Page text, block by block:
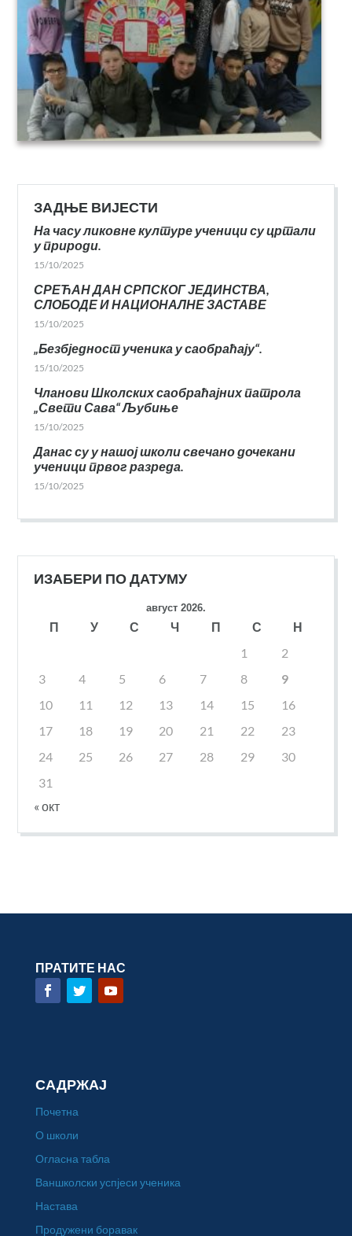
ЗАДЊЕ ВИЈЕСТИ
На часу ликовне културе ученици су цртали
у природи.
15/10/2025
СРЕЋАН ДАН СРПСКОГ ЈЕДИНСТВА,
СЛОБОДЕ И НАЦИОНАЛНЕ ЗАСТАВЕ
15/10/2025
„Безбједност ученика у саобраћају“.
15/10/2025
Чланови Школских саобраћајних патрола
„Свети Сава“ Љубиње
15/10/2025
Данас су у нашој школи свечано дочекани
ученици првог разреда.
15/10/2025
ИЗАБЕРИ ПО ДАТУМУ
август 2026.
П У С Ч П С
Н
1
2
3
4 5 6 7 8
9
10
11 12 13 14 15
16
17
18 19 20 21 22
23
24
25 26 27 28 29
30
31
« окт
ПРАТИТЕ НАС
САДРЖАЈ
Почетна
О школи
Огласна табла
Ваншколски успјеси ученика
Настава
Продужени боравак